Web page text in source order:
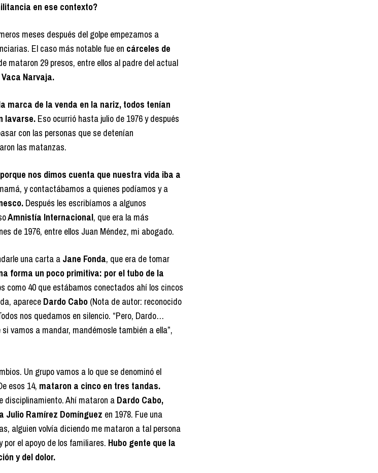
en ese contexto?
meses después del golpe empezamos a
El caso más notable fue en cárceles de
mataron 29 presos, entre ellos al padre del actual
Narvaja.
marca de la venda en la nariz, todos tenían
lavarse. Eso ocurrió hasta julio de 1976 y después
con las personas que se detenían
las matanzas.
nos dimos cuenta que nuestra vida iba a
y contactábamos a quienes podíamos y a
Después les escribíamos a algunos
Amnistía Internacional, que era la más
de 1976, entre ellos Juan Méndez, mi abogado.
una carta aJane Fonda, que era de tomar
forma un poco primitiva: por el tubo de la
como 40 que estábamos conectados ahí los cincos
aparece Dardo Cabo (Nota de autor: reconocido
nos quedamos en silencio. “Pero, Dardo…
vamos a mandar, mandémosle también a ella”,
Un grupo vamos a lo que se denominó el
esos 14, mataron a cinco en tres tandas.
disciplinamiento. Ahí mataron a Dardo Cabo,
a Julio Ramírez Domínguez en 1978. Fue una
alguien volvía diciendo me mataron a tal persona
el apoyo de los familiares. Hubo gente que la
y del dolor.